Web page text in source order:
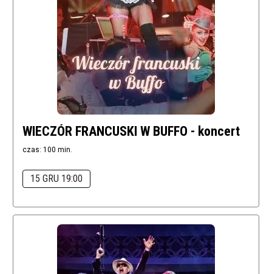
WIECZÓR FRANCUSKI W BUFFO - koncert
czas: 100 min.
15 GRU 19:00